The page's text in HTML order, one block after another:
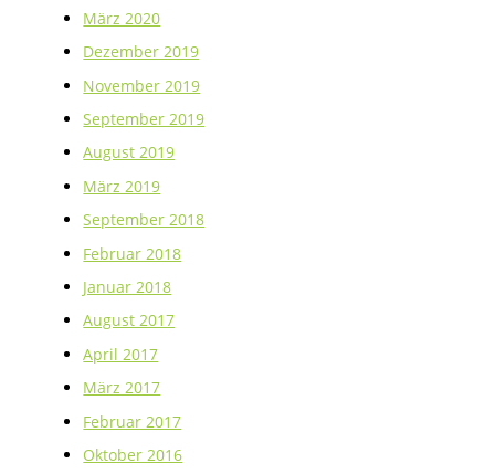
März 2020
Dezember 2019
November 2019
September 2019
August 2019
März 2019
September 2018
Februar 2018
Januar 2018
August 2017
April 2017
März 2017
Februar 2017
Oktober 2016